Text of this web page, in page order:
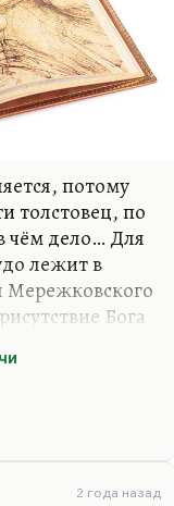
потому
толстовец, по
чём дело… Для
лежит в
Мережковского
Бога
в последние
это вопрос
2 года назад